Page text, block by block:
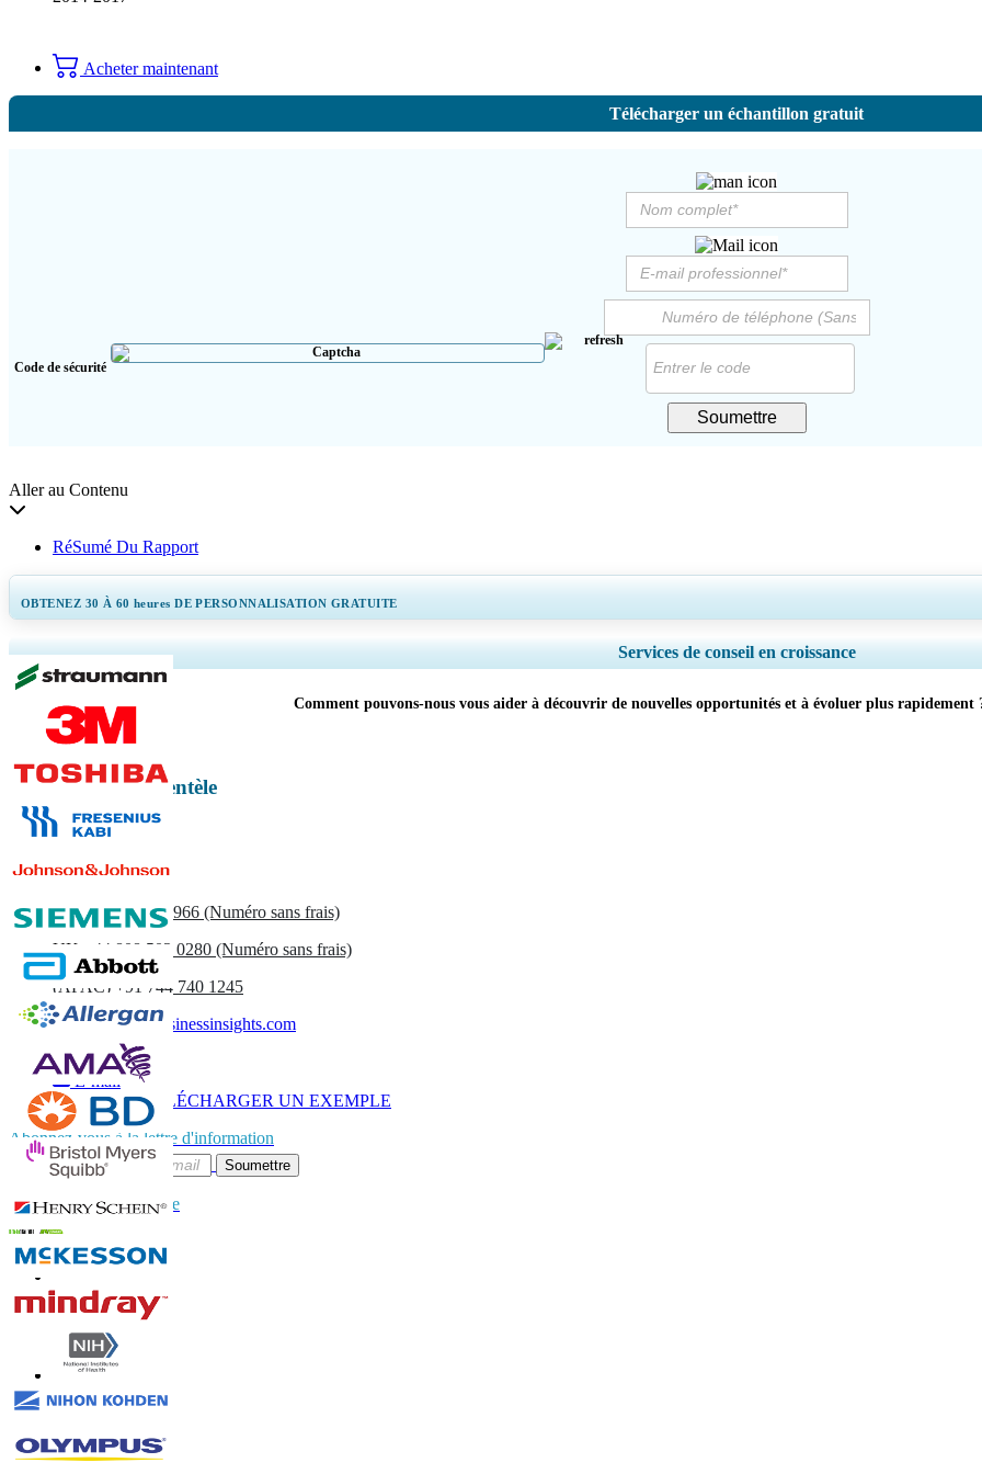
Acheter maintenant
Télécharger un échantillon gratuit
Code de sécurité
Soumettre
Aller au Contenu
RéSumé Du Rapport
OBTENEZ 30 À 60heures DE PERSONNALISATION GRATUITE
Ampliar a cobertura regional e por país, Análise de segmentos, Perfis de empresas, Benchmarking
Services de conseil en croissance
Comment pouvons-nous vous aider à découvrir de nouvelles opportunités et à évoluer plus rapidement
Soins de santé Clientèle
Contactez-nous
US+1 833 909 2966 (Numéro sans frais)
UK
+44 808 502 0280 (Numéro sans frais)
(APAC) +91 744 740 1245
sales@fortunebusinessinsights.com
Appel
E-mail
TÉLÉCHARGER UN EXEMPLE
Abonnez-vous à la lettre d'information
Soumettre
Faites confiance en ligne